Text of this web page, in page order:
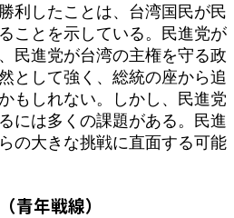
利したことは、台湾国民が民
ことを示している。民進党が
民進党が台湾の主権を守る政
として強く、総統の座から追
もしれない。しかし、民進党
には多くの課題がある。民進
の大きな挑戦に直面する可能
青年戦線）